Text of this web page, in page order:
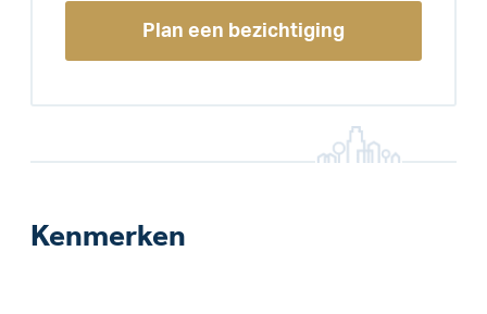
Plan een bezichtiging
Kenmerken